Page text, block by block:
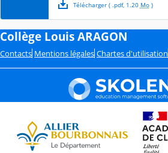
Télécharger( .pdf, 1.20 Mo)
Collège Louis ARAGON
Contacts Mentions légales Chartes d'utilisation